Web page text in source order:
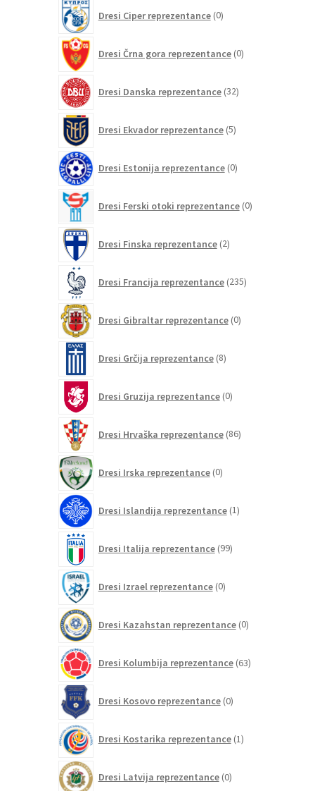
Dresi Ciper reprezentance 0izdelkov
Dresi Črna gora reprezentance 0izdelkov
Dresi Danska reprezentance 32izdelkov
Dresi Ekvador reprezentance 5izdelkov
Dresi Estonija reprezentance 0izdelkov
Dresi Ferski otoki reprezentance 0izdelkov
Dresi Finska reprezentance 2izdelka
Dresi Francija reprezentance 235izdelkov
Dresi Gibraltar reprezentance 0izdelkov
Dresi Grčija reprezentance 8izdelkov
Dresi Gruzija reprezentance 0izdelkov
Dresi Hrvaška reprezentance 86izdelkov
Dresi Irska reprezentance 0izdelkov
Dresi Islandija reprezentance 1izdelek
Dresi Italija reprezentance 99izdelkov
Dresi Izrael reprezentance 0izdelkov
Dresi Kazahstan reprezentance 0izdelkov
Dresi Kolumbija reprezentance 63izdelkov
Dresi Kosovo reprezentance 0izdelkov
Dresi Kostarika reprezentance 1izdelek
Dresi Latvija reprezentance 0izdelkov